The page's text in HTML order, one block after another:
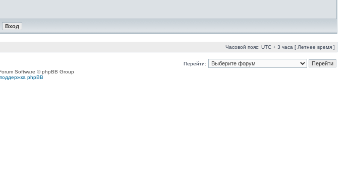
Часовой пояс: UTC + 3 часа [ Летнее время ]
Перейти:
Software © phpBB Group
phpBB